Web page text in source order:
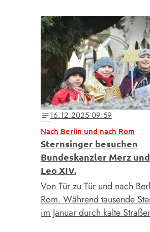
notes16.12.2025 09:59
Nach Berlin und nach Rom
Sternsinger besuchen
Bundeskanzler Merz
Leo XIV.
Von Tür zu Tür und nach
Rom. Während tausende
im Januar durch kalte